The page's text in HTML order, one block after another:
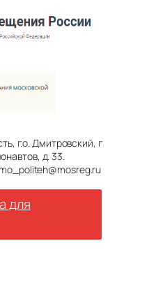
г.о. Дмитровский, г
д. 33.
для